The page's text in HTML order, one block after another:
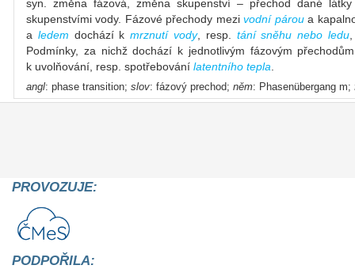
syn. změna fázová, změna skupenství – přechod dané
skupenstvími vody. Fázové přechody mezivodní pároua
a ledem dochází kmrznutí vody, resp. tání sněhu nebo ledu,
Podmínky, za nichž dochází k jednotlivým fázovým
k uvolňování, resp. spotřebování latentního tepla
angl: phase transition; slov: fázový prechod; něm: Phasenübergang m;
PROVOZUJE:
PODPOŘILA: